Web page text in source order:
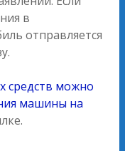
в
отправляется
средств можно
машины на